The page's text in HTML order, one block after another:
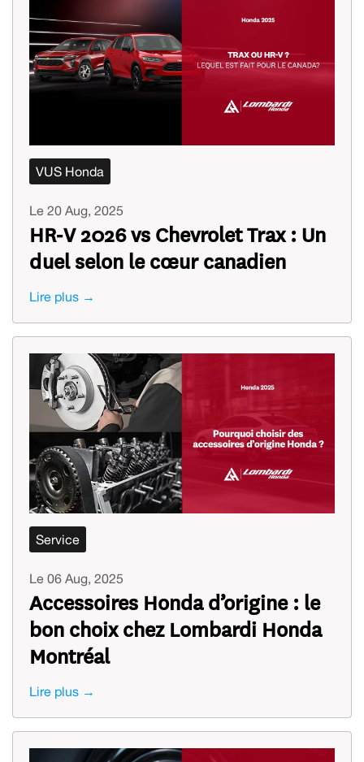
VUS Honda
Le 20 Aug, 2025
HR‑V 2026 vs Chevrolet Trax : Un
duel selon le cœur canadien
Lire plus →
Service
Le 06 Aug, 2025
Accessoires Honda d’origine : le
bon choix chez Lombardi Honda
Montréal
Lire plus →